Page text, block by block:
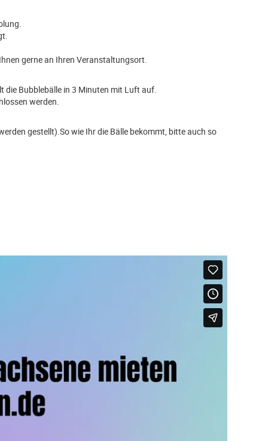
gerne an Ihren Veranstaltungsort.
die Bubblebälle in 3 Minuten mit Luft auf.
werden.
gestellt).So wie Ihr die Bälle bekommt, bitte auch so